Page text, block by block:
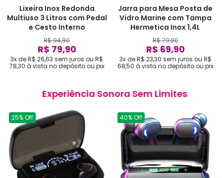
Lixeira Inox Redonda
Multiuso 3 Litros com Pedal
e Cesto Interno
R$ 94,90
R$ 79,90
3x de R$ 26,63 sem juros ou R$
78,30 à vista no depósito ou pix
Jarra para Mesa Posta de
Vidro Marine com Tampa
Hermetica Inox 1,4L
R$ 79,90
R$ 69,90
3x de R$ 23,30 sem juros ou R$
68,50 à vista no depósito ou pix
Experiência Sonora Sem Limites
25% Off 40% Off